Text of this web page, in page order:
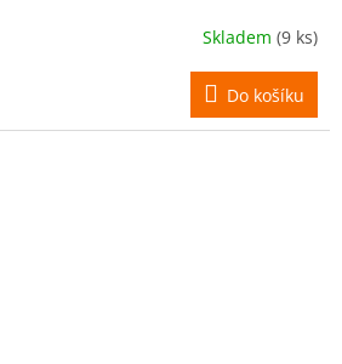
Skladem (9 ks)
Do košíku